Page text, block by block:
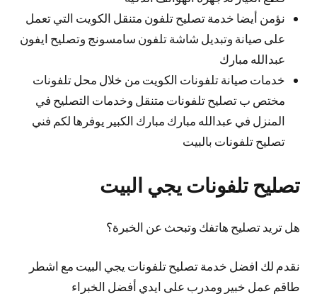
نؤمن أيضا خدمة تصليح تلفون متنقل الكويت التي تعمل
على صيانة وتبديل شاشة تلفون سامسونج وتصليح ايفون
عبدالله مبارك
خدمات صيانة تلفونات الكويت من خلال محل تلفونات
مختص ب تصليح تلفونات متنقل وخدمات التصليح في
المنزل في عبدالله مبارك مبارك الكبير يوفرها لكم فني
تصليح تلفونات بالبيت
تصليح تلفونات يجي البيت
هل تريد تصليح هاتفك وتبحث عن الخبرة؟
نقدم لك افضل خدمة تصليح تلفونات يجي البيت مع اشطر
طاقم عمل خبير ومدرب على ايدي أفضل الخبراء